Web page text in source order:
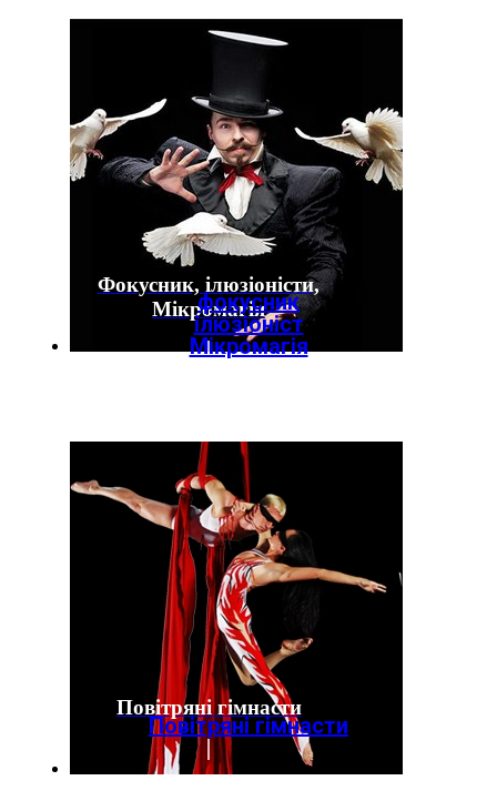
Фокусник, ілюзіоністи,
Мікромагія
фокусник
ілюзіоніст
Мікромагія
Повітряні гімнасти
Повітряні гімнасти